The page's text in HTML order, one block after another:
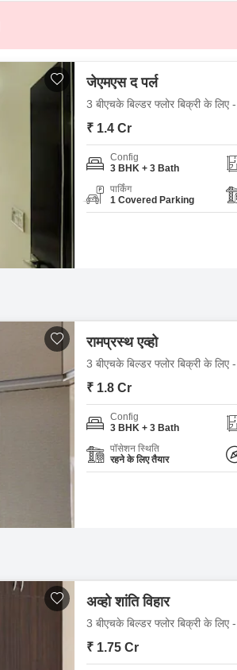
जेएमएस द पर्ल
3 बीएचके बिल्डर फ्लोर बिक्री के
₹ 1.4 Cr
Config
3 BHK + 3 Bath
पार्किंग
1 Covered Parking
रामप्रस्थ एव्हो
3 बीएचके बिल्डर फ्लोर बिक्री के
₹ 1.8 Cr
Config
3 BHK + 3 Bath
पॉसेशन स्थिति
रहने के लिए तैयार
अव्हो शांति विहार
3 बीएचके बिल्डर फ्लोर बिक्री के
₹ 1.75 Cr